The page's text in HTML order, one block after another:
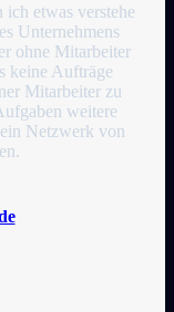
etwas verstehe
Unternehmens
ohne Mitarbeiter
keine Aufträge
Mitarbeiter zu
weitere
Netzwerk von